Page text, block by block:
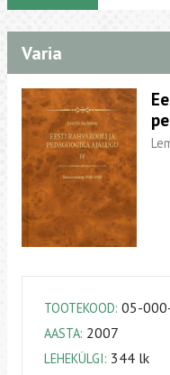
Varia
TOOTEKOOD: 05-
AASTA: 2007
LEHEKÜLGI: 344 lk